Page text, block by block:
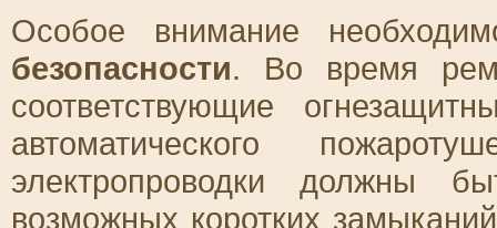
Особое внимание
безопасности. Во время
соответствующие
автоматического
электропроводки должны
возможных коротких